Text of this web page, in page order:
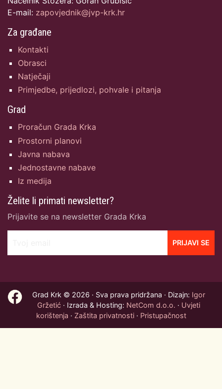
E-mail: zapovjednik@jvp-krk.hr
Za građane
Kontakti
Obrasci
Natječaji
Primjedbe, prijedlozi, pohvale i pitanja
Grad
Proračun Grada Krka
Prostorni planovi
Javna nabava
Jednostavne nabave
Iz medija
Želite li primati newsletter?
Prijavite se na newsletter Grada Krka
PRIJAVI SE
Grad Krk © 2026 · Sva prava pridržana · Dizajn: Igor
Gržetić· Izrada & Hosting: NetCom d.o.o. · Uvjeti
korištenja · Zaštita privatnosti· Pristupačnost